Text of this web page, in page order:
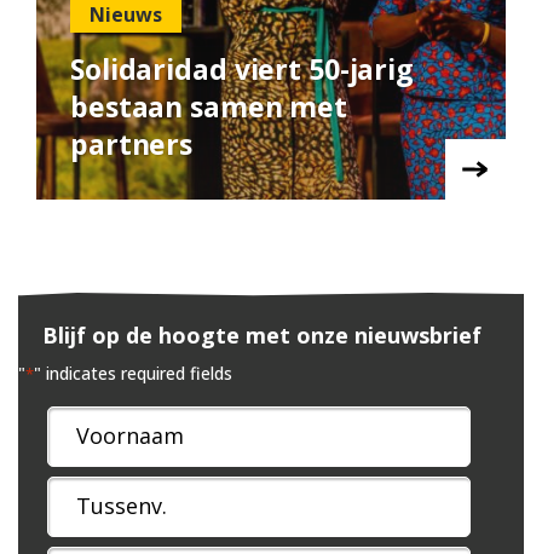
Nieuws
Solidaridad viert 50-jarig
bestaan samen met
partners
Blijf op de hoogte met onze nieuwsbrief
"*" indicates required fields
Naam
*